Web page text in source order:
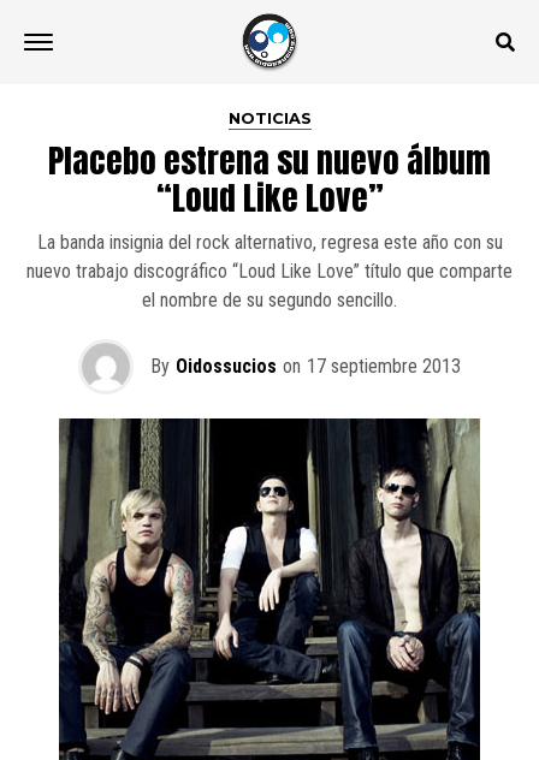
NOTICIAS
Placebo estrena su nuevo álbum
“Loud Like Love”
La banda insignia del rock alternativo, regresa este año con su
nuevo trabajo discográfico “Loud Like Love” título que comparte
el nombre de su segundo sencillo.
By Oidossucios on 17 septiembre 2013